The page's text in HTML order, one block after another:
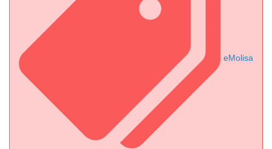
eMolisa